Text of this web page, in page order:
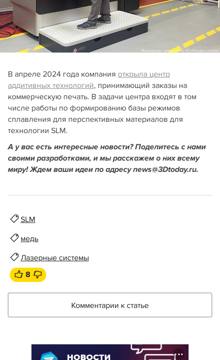
В апреле 2024 года компания открыла центр
аддитивных технологий, принимающий заказы на
коммерческую печать. В задачи центра входят в том
числе работы по формированию базы режимов
сплавления для перспективных материалов для
технологии SLM.
А у вас есть интересные новости? Поделитесь с нами
своими разработками, и мы расскажем о них всему
миру! Ждем ваши идеи по адресу news@3Dtoday.ru.
SLM
медь
Лазерные системы
8
Комментарии к статье